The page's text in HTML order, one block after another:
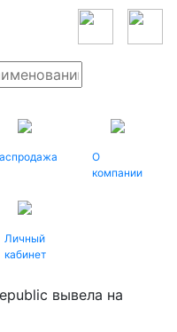
О
компании
Личный
кабинет
вывела на